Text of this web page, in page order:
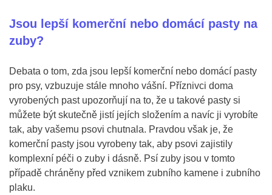
Jsou lepší komerční nebo domácí pasty na
zuby?
Debata o tom, zda jsou lepší komerční nebo domácí pasty
pro psy, vzbuzuje stále mnoho vášní. Příznivci doma
vyrobených past upozorňují na to, že u takové pasty si
můžete být skutečně jistí jejích složením a navíc ji vyrobíte
tak, aby vašemu psovi chutnala. Pravdou však je, že
komerční pasty jsou vyrobeny tak, aby psovi zajistily
komplexní péči o zuby i dásně. Psí zuby jsou v tomto
případě chráněny před vznikem zubního kamene i zubního
plaku.